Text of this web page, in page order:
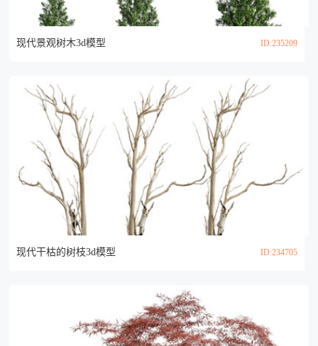
现代景观树木3d模型 ID:235209
现代干枯的树枝3d模型 ID:234705